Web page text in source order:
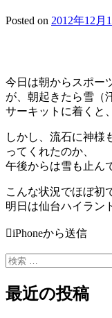
Posted on 2012年12月
今日は朝からスポー
が、朝起きたら雪（
サーキットに着くと
しかし、流石に神様
ってくれたのか、
午後からは雪も止ん
こんな状況でほぼ初
明日は仙台ハイラン
iPhoneから送信
最近の投稿